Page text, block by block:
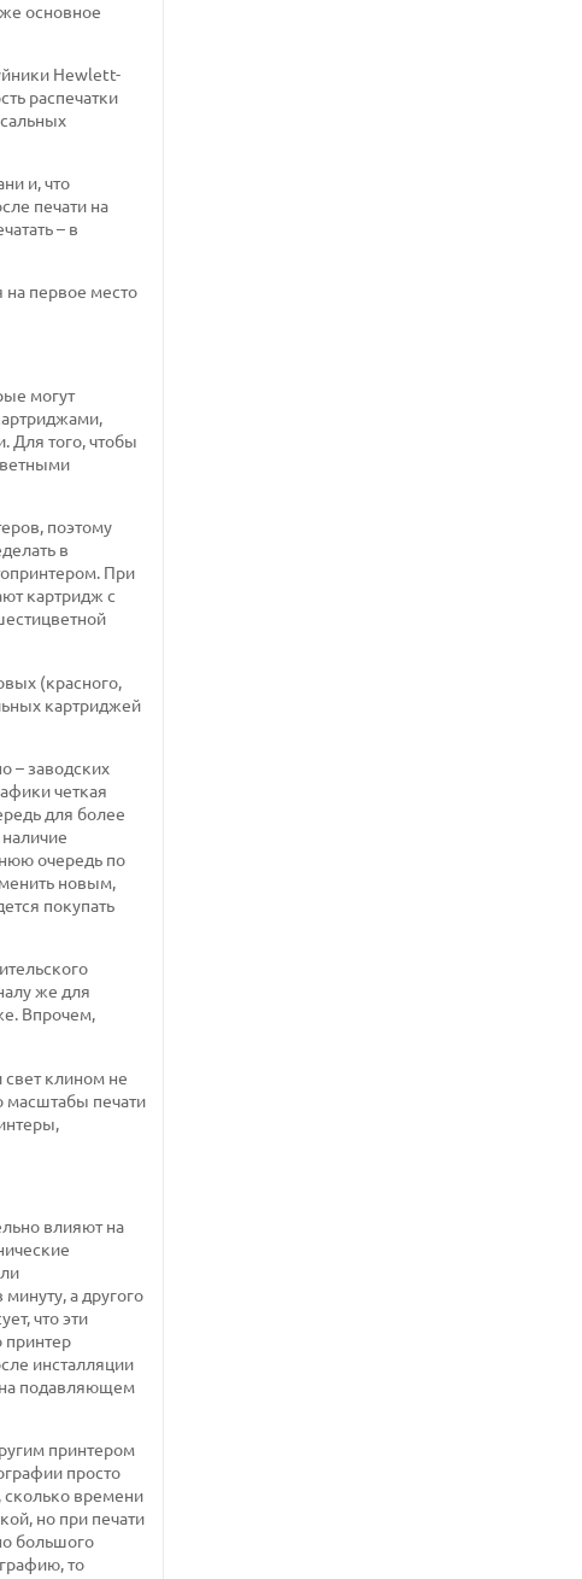
основное
Hewlett-
распечатки
и, что
печати на
– в
на первое место
могут
Для того, чтобы
поэтому
в
При
картридж с
(красного,
картриджей
– заводских
четкая
для более
очередь по
новым,
покупать
же для
Впрочем,
клином не
масштабы печати
влияют на
а другого
что эти
принтер
инсталляции
на подавляющем
принтером
просто
сколько времени
но при печати
большого
то